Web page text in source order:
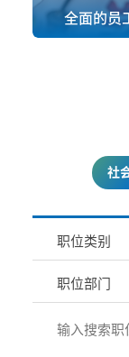
全面的员
社
职位类别
职位部门